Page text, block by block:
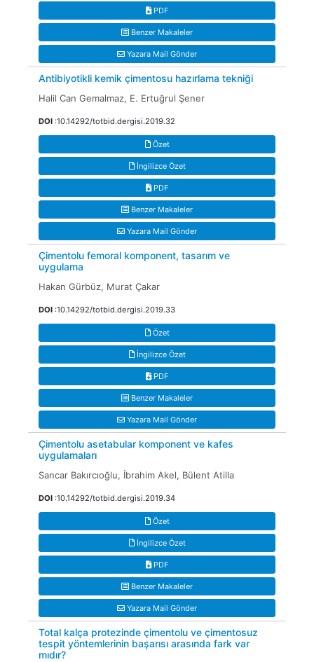
PDF
Benzer Makaleler
Yazara Mail Gönder
Antibiyotikli kemik çimentosu hazırlama tekniği
Halil Can Gemalmaz, E. Ertuğrul Şener
DOI :10.14292/totbid.dergisi.2019.32
Özet
İngilizce Özet
PDF
Benzer Makaleler
Yazara Mail Gönder
Çimentolu femoral komponent, tasarım ve
uygulama
Hakan Gürbüz, Murat Çakar
DOI :10.14292/totbid.dergisi.2019.33
Özet
İngilizce Özet
PDF
Benzer Makaleler
Yazara Mail Gönder
Çimentolu asetabular komponent ve kafes
uygulamaları
Sancar Bakırcıoğlu, İbrahim Akel, Bülent Atilla
DOI :10.14292/totbid.dergisi.2019.34
Özet
İngilizce Özet
PDF
Benzer Makaleler
Yazara Mail Gönder
Total kalça protezinde çimentolu ve çimentosuz
tespit yöntemlerinin başarısı arasında fark var
mıdır?